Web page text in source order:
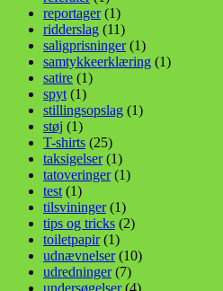
reportager(1)
ridderslag (11)
saligprisninger(1)
samtykkeerklæring (1)
satire (1)
spyt (1)
stillingsopslag (1)
støj (1)
T-shirts (25)
taksigelser(1)
tatoveringer(1)
test (1)
tilsvininger(1)
tips og tricks (2)
toiletpapir(1)
udnævnelser(10)
udredninger(7)